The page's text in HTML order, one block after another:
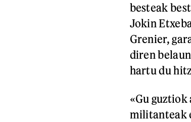
besteak
Jokin
Grenier,
diren
hartu du
«Gu
militanteak